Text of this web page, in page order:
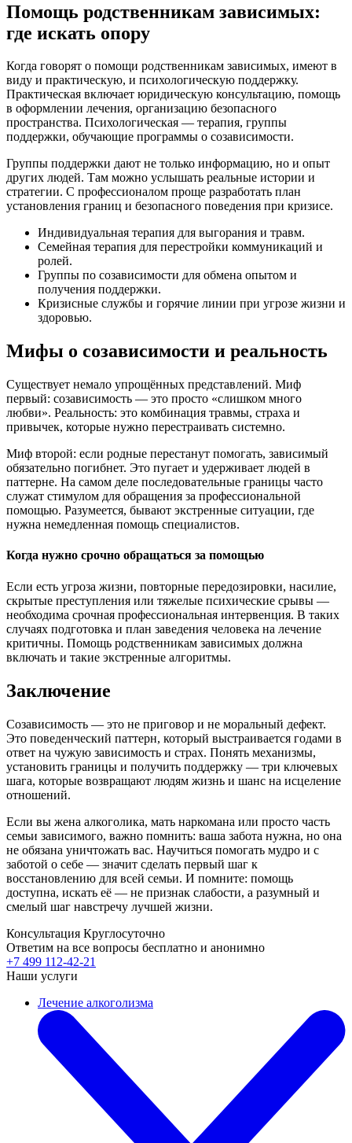
Помощь родственникам зависимых:
где искать опору
Когда говорят о помощи родственникам зависимых, имеют в
виду и практическую, и психологическую поддержку.
Практическая включает юридическую консультацию, помощь
в оформлении лечения, организацию безопасного
пространства. Психологическая — терапия, группы
поддержки, обучающие программы о созависимости.
Группы поддержки дают не только информацию, но и опыт
других людей. Там можно услышать реальные истории и
стратегии. С профессионалом проще разработать план
установления границ и безопасного поведения при кризисе.
Индивидуальная терапия для выгорания и травм.
Семейная терапия для перестройки коммуникаций и
ролей.
Группы по созависимости для обмена опытом и
получения поддержки.
Кризисные службы и горячие линии при угрозе жизни и
здоровью.
Мифы о созависимости и реальность
Существует немало упрощённых представлений. Миф
первый: созависимость — это просто «слишком много
любви». Реальность: это комбинация травмы, страха и
привычек, которые нужно перестраивать системно.
Миф второй: если родные перестанут помогать, зависимый
обязательно погибнет. Это пугает и удерживает людей в
паттерне. На самом деле последовательные границы часто
служат стимулом для обращения за профессиональной
помощью. Разумеется, бывают экстренные ситуации, где
нужна немедленная помощь специалистов.
Когда нужно срочно обращаться за помощью
Если есть угроза жизни, повторные передозировки, насилие,
скрытые преступления или тяжелые психические срывы —
необходима срочная профессиональная интервенция. В таких
случаях подготовка и план заведения человека на лечение
критичны. Помощь родственникам зависимых должна
включать и такие экстренные алгоритмы.
Заключение
Созависимость — это не приговор и не моральный дефект.
Это поведенческий паттерн, который выстраивается годами в
ответ на чужую зависимость и страх. Понять механизмы,
установить границы и получить поддержку — три ключевых
шага, которые возвращают людям жизнь и шанс на исцеление
отношений.
Если вы жена алкоголика, мать наркомана или просто часть
семьи зависимого, важно помнить: ваша забота нужна, но она
не обязана уничтожать вас. Научиться помогать мудро и с
заботой о себе — значит сделать первый шаг к
восстановлению для всей семьи. И помните: помощь
доступна, искать её — не признак слабости, а разумный и
смелый шаг навстречу лучшей жизни.
Консультация Круглосуточно
Ответим на все вопросы бесплатно и анонимно
+7 499 112-42-21
Наши услуги
Лечение алкоголизма